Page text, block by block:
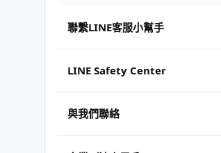
聯繫LINE客服小幫手
LINE Safety Center
與我們聯絡